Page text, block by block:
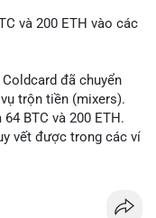
và 200 ETH vào các
đã chuyển
trộn tiền (mixers).
BTC và 200 ETH.
vết được trong các ví